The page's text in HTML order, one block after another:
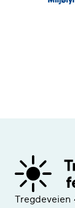
Tregdeveien